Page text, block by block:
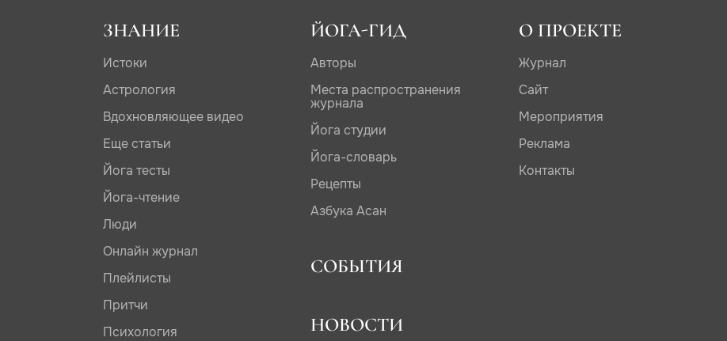
ЗНАНИЕ
Истоки
Астрология
Вдохновляющее видео
Еще статьи
Йога тесты
Йога-чтение
Люди
Онлайн журнал
Плейлисты
Притчи
Психология
ЙОГА-ГИД
Авторы
Места распространения
журнала
Йога студии
Йога-словарь
Рецепты
Азбука Асан
СОБЫТИЯ
НОВОСТИ
О ПРОЕКТЕ
Журнал
Сайт
Мероприятия
Реклама
Контакты